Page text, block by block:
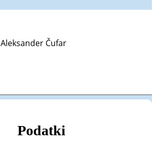
Aleksander Čufar
Podatki